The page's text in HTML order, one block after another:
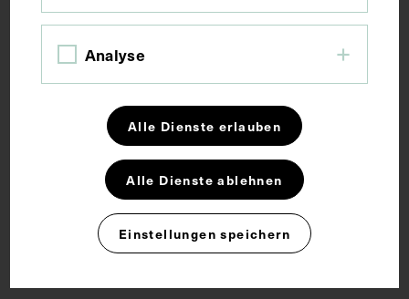
Kurzbeschreibung
Vorlage zugrunde.
Schlagwörter
Chirurg Hochschullehrer
Analyse
Alle Dienste erlauben
Alle Dienste ablehnen
Einstellungen speichern